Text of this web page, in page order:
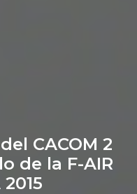
CACOM 2
de la F-AIR